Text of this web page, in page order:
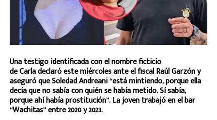
Una testigo identificada con el nombre ficticio
de Carla declaró este miércoles ante el fiscal Raúl Garzón y
aseguró que Soledad Andreani “está mintiendo, porque ella
decía que no sabía con quién se había metido. Sí sabía,
porque ahí había prostitución”. La joven trabajó en el bar
“Wachitas” entre 2020 y 2023.